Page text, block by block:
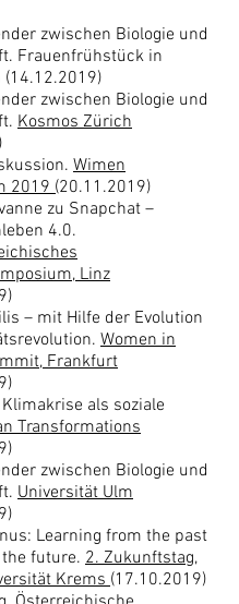
zwischen Biologie und
Frauenfrühstück in
(14.12.2019)
zwischen Biologie und
Kosmos Zürich
Wimen
2019 (20.11.2019)
zu Snapchat –
4.0.
Linz
– mit Hilfe der Evolution
Women in
Frankfurt
als soziale
Transformations
zwischen Biologie und
Universität Ulm
Learning from the past
future. 2. Zukunftstag,
Krems(17.10.2019)